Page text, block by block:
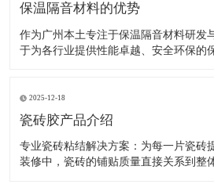
保温隔音材料的优势
作为广州本土专注于保温隔音材料研发
于为各行业提供性能卓越、安全环保的
建核心优势。 行业应用与核心优势 建筑
用于住
2025-12-18
瓷砖胶产品介绍
专业瓷砖粘结解决方案：为每一片瓷砖
装修中，瓷砖的铺贴质量直接关系到整